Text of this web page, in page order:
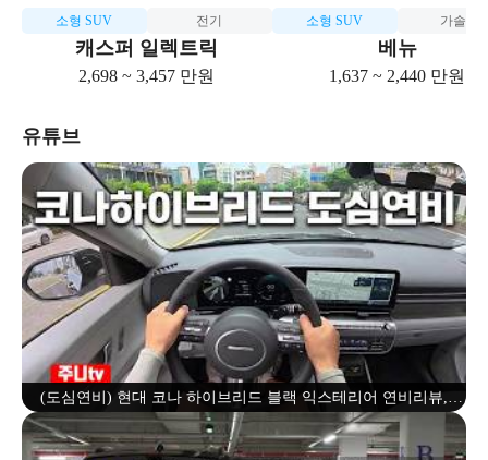
소형 SUV 전기
캐스퍼 일렉트릭
2,698 ~ 3,457 만원
소형 SUV 가솔린
베뉴
1,637 ~ 2,440 만원
유튜브
(도심연비) 현대 코나 하이브리드 블랙 익스테리어 연비리뷰,
2026 Hyundai kona hybrid fuel efficiency test drive